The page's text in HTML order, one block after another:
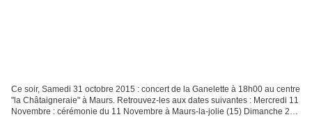
Ce soir, Samedi 31 octobre 2015 : concert de la Ganelette à 18h00 au centre
"la Châtaigneraie" à Maurs. Retrouvez-les aux dates suivantes : Mercredi 11
Novembre : cérémonie du 11 Novembre à Maurs-la-jolie (15) Dimanche 20